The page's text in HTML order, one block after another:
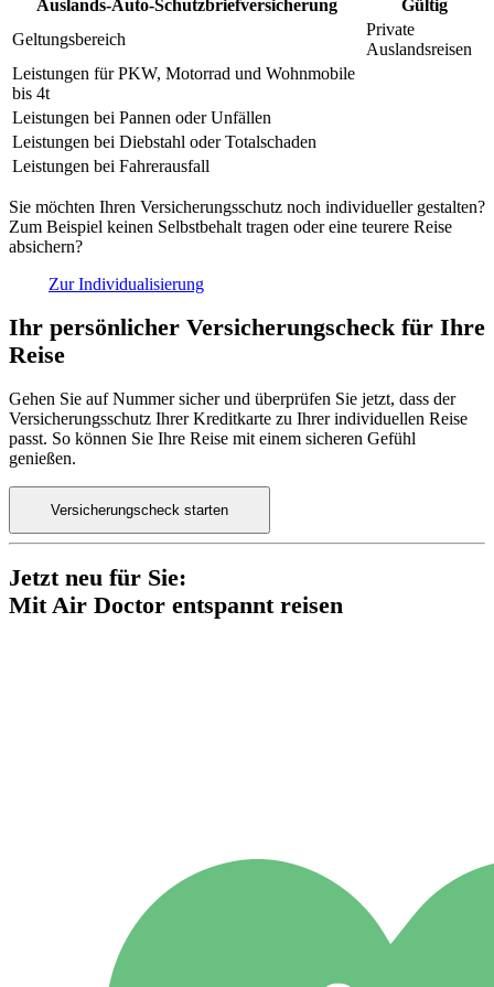
Auslands-Auto-Schutzbriefversicherung
Gültig
Geltungsbereich
Private
Auslandsreisen
Leistungen für PKW, Motorrad und Wohnmobile
bis 4t
Leistungen bei Pannen oder Unfällen
Leistungen bei Diebstahl oder Totalschaden
Leistungen bei Fahrerausfall
Sie möchten Ihren Versicherungsschutz noch individueller gestalten?
Zum Beispiel keinen Selbstbehalt tragen oder eine teurere Reise
absichern?
Zur Individualisierung
Ihr persönlicher Versicherungscheck für Ihre
Reise
Gehen Sie auf Nummer sicher und überprüfen Sie jetzt, dass der
Versicherungsschutz Ihrer Kreditkarte zu Ihrer individuellen Reise
passt. So können Sie Ihre Reise mit einem sicheren Gefühl
genießen.
Versicherungscheck starten
Jetzt neu für Sie:
Mit Air Doctor entspannt reisen